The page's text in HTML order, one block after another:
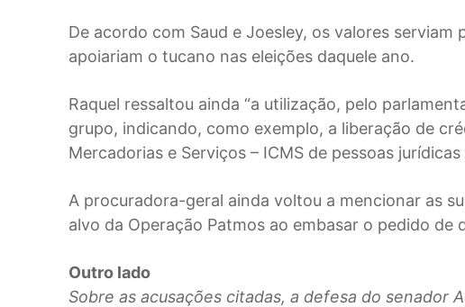
De acordo com Saud e Joesley, os valores
apoiariam o tucano nas eleições daquele ano.
Raquel ressaltou ainda “a utilização, pelo
grupo, indicando, como exemplo, a liberação de
Mercadorias e Serviços – ICMS de pessoas
A procuradora-geral ainda voltou a mencionar as
alvo da Operação Patmos ao embasar o pedido de
Outro lado
Sobre as acusações citadas, a defesa do senador